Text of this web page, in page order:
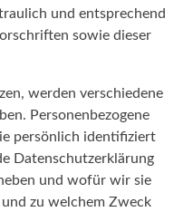
und entsprechend
sowie dieser
werden verschiedene
Personenbezogene
persönlich identifiziert
Datenschutzerklärung
und wofür wir sie
zu welchem Zweck